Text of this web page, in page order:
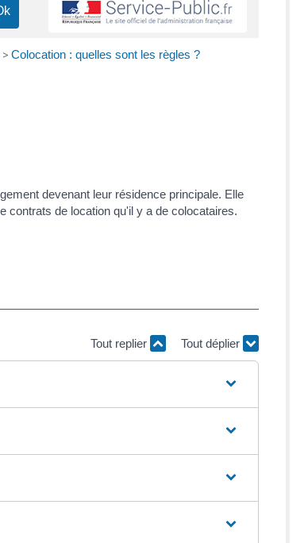
> Colocation : quelles sont les règles ?
devenant leur résidence principale. Elle
contrats de location qu'il y a de colocataires.
Tout replier Tout déplier